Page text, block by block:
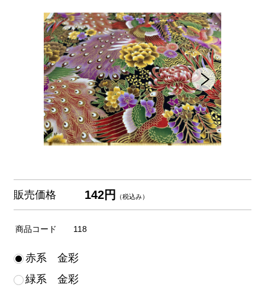
販売価格 142円 （税込み）
商品コード 118
赤系 金彩
緑系 金彩